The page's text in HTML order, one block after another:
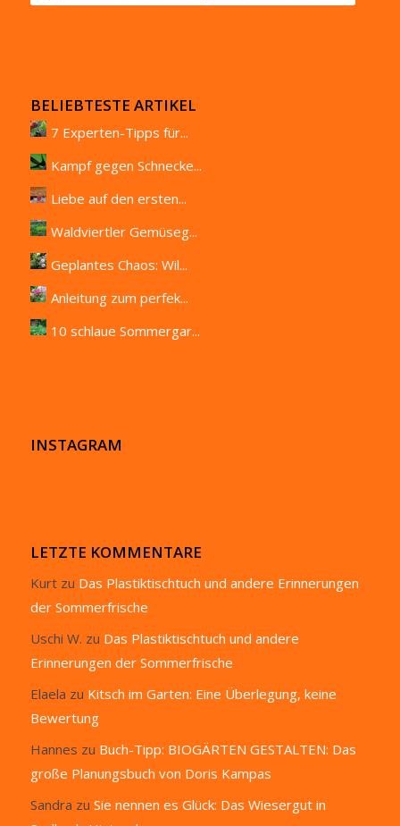
BELIEBTESTE ARTIKEL
7 Experten-Tipps für...
Kampf gegen Schnecke...
Liebe auf den ersten...
Waldviertler Gemüseg...
Geplantes Chaos: Wil...
Anleitung zum perfek...
10 schlaue Sommergar...
INSTAGRAM
LETZTE KOMMENTARE
Kurtzu Das Plastiktischtuch und andere Erinnerungen
der Sommerfrische
Uschi W. zu Das Plastiktischtuch und andere
Erinnerungen der Sommerfrische
Elaela zu Kitsch im Garten: Eine Überlegung, keine
Bewertung
Hannes zu Buch-Tipp: BIOGÄRTEN GESTALTEN: Das
große Planungsbuch von Doris Kampas
Sandra zu Sie nennen es Glück: Das Wiesergut in